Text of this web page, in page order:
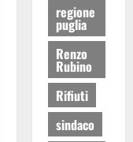
regione
puglia
Renzo
Rubino
Rifiuti
sindaco